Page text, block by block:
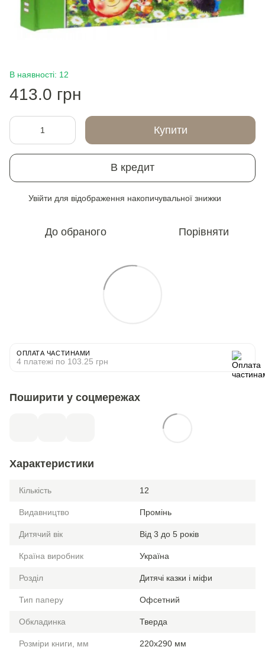
В наявності: 12
413.0 грн
Купити
В кредит
Увійти для відображення накопичувальної знижки
До обраного Порівняти
ОПЛАТА ЧАСТИНАМИ
4 платежі по 103.25 грн
Поширити у соцмережах
Характеристики
Кількість 12
Видавництво Промінь
Дитячий вік Від 3 до 5 років
Країна виробник Україна
Розділ Дитячі казки і міфи
Тип паперу Офсетний
Обкладинка Тверда
Розміри книги, мм 220х290 мм